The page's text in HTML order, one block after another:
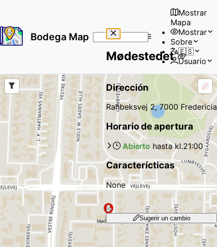
Bodega Map
results
Mostrar
Mapa
Mostrar
Sobre
🇪🇸
Usuario
Mødestedet
Dirección
Rahbeksvej 2, 7000 Fredericia
Horario de apertura
Abierto hasta kl.21:00
Caracterícticas
None
Sugerir un cambio